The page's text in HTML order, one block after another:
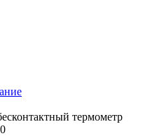
термометр